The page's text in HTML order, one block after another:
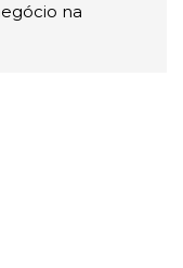
na